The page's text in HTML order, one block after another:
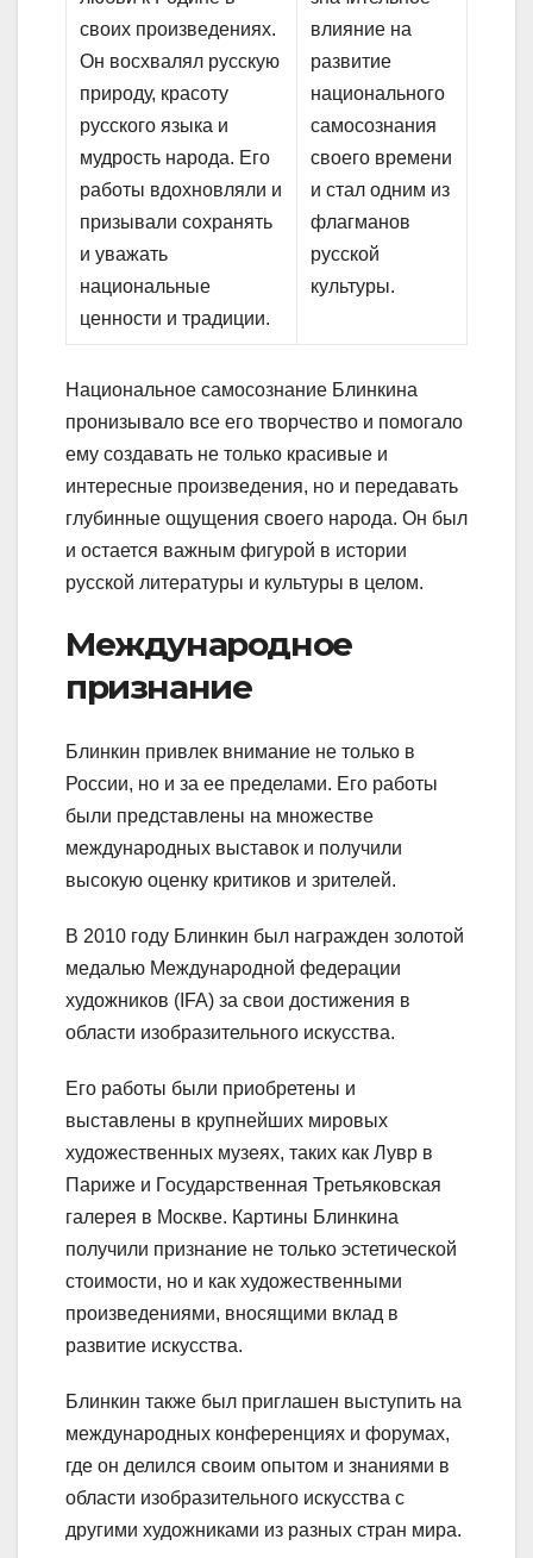
своих произведениях.
Он восхвалял русскую
природу, красоту
русского языка и
мудрость народа. Его
работы вдохновляли и
призывали сохранять
и уважать
национальные
ценности и традиции.
влияние на
развитие
национального
самосознания
своего времени
и стал одним из
флагманов
русской
культуры.
Национальное самосознание Блинкина
пронизывало все его творчество и помогало
ему создавать не только красивые и
интересные произведения, но и передавать
глубинные ощущения своего народа. Он был
и остается важным фигурой в истории
русской литературы и культуры в целом.
Международное
признание
Блинкин привлек внимание не только в
России, но и за ее пределами. Его работы
были представлены на множестве
международных выставок и получили
высокую оценку критиков и зрителей.
В 2010 году Блинкин был награжден золотой
медалью Международной федерации
художников (IFA) за свои достижения в
области изобразительного искусства.
Его работы были приобретены и
выставлены в крупнейших мировых
художественных музеях, таких как Лувр в
Париже и Государственная Третьяковская
галерея в Москве. Картины Блинкина
получили признание не только эстетической
стоимости, но и как художественными
произведениями, вносящими вклад в
развитие искусства.
Блинкин также был приглашен выступить на
международных конференциях и форумах,
где он делился своим опытом и знаниями в
области изобразительного искусства с
другими художниками из разных стран мира.